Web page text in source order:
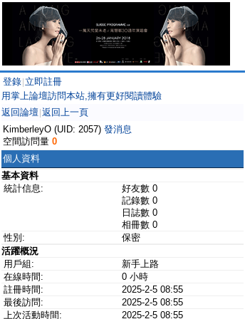
登錄 立即註冊
用掌上論壇訪問本站,擁有更好閱讀體驗
返回論壇 返回上一頁
KimberleyO (UID: 2057) 發消息
空間訪問量 0
個人資料
基本資料
統計信息:
好友數 0
記錄數 0
日誌數 0
相冊數 0
性別:
保密
活躍概況
用戶組:
新手上路
在線時間:
0 小時
註冊時間:
2025-2-5 08:55
最後訪問:
2025-2-5 08:55
上次活動時間:
2025-2-5 08:55